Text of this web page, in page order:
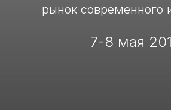
рынок современного
7-8 мая